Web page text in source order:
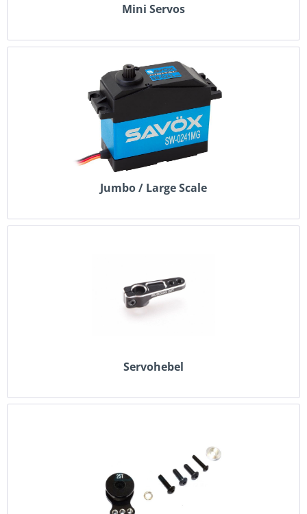
Mini Servos
Jumbo / Large Scale
Servohebel